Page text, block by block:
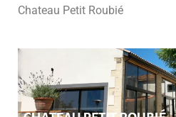
Chateau Petit Roubié